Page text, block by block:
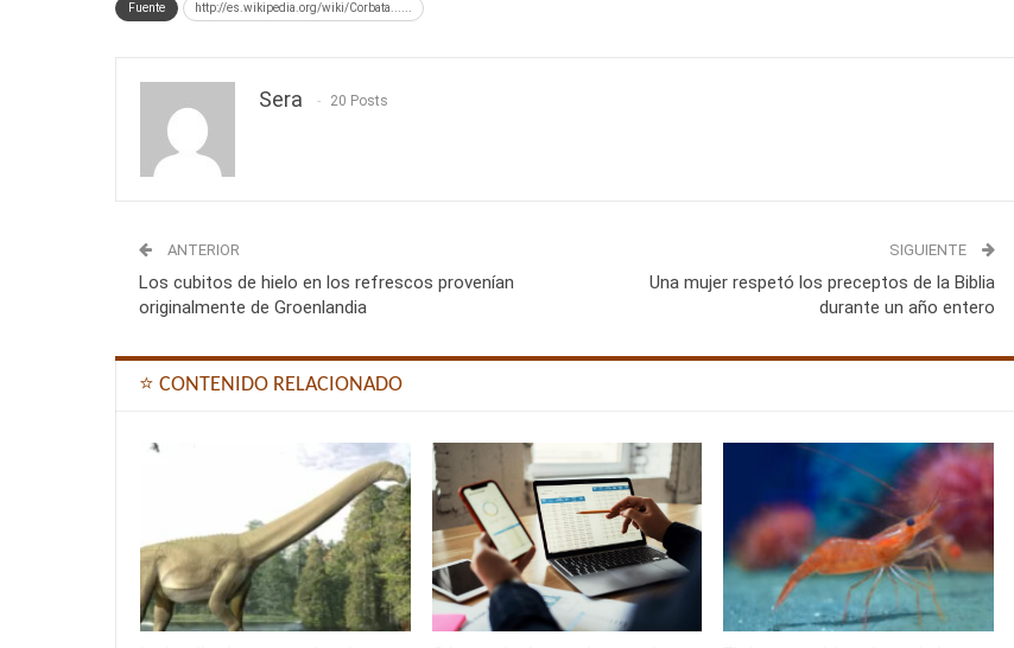
Fuente http://es.wikipedia.org/wiki/Corbata......
Sera 20 Posts
ANTERIOR
Los cubitos de hielo en los refrescos provenían
originalmente de Groenlandia
SIGUIENTE
Una mujer respetó los preceptos de la Biblia
durante un año entero
⭐ CONTENIDO RELACIONADO